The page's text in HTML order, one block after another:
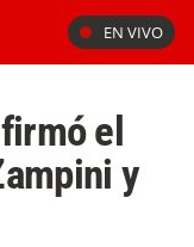
EN VIVO
el
y